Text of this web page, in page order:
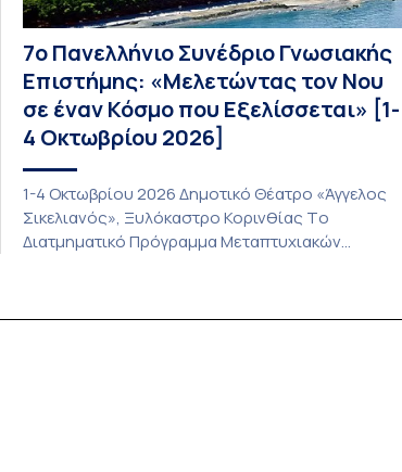
7ο Πανελλήνιο Συνέδριο Γνωσιακής
Επιστήμης: «Μελετώντας τον Νου
σε έναν Κόσμο που Εξελίσσεται» [1-
4 Οκτωβρίου 2026]
1-4 Οκτωβρίου 2026 Δημοτικό Θέατρο «Άγγελος
Σικελιανός», Ξυλόκαστρο Κορινθίας Tο
Διατμηματικό Πρόγραμμα Μεταπτυχιακών
Εθνικού και Καποδιστριακού Πανεπιστημίου